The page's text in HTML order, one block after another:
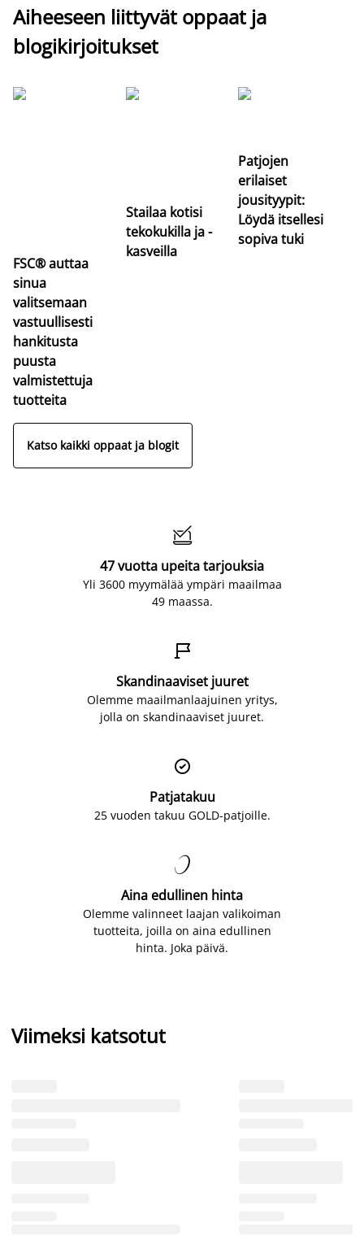
Aiheeseen liittyvät oppaat ja
blogikirjoitukset
FSC® auttaa
sinua
valitsemaan
vastuullisesti
hankitusta
puusta
valmistettuja
tuotteita
Stailaa kotisi
tekokukilla ja -
kasveilla
Patjojen
erilaiset
jousityypit:
Löydä itsellesi
sopiva tuki
Katso kaikki oppaat ja blogit

47 vuotta upeita tarjouksia
Yli 3600 myymälää ympäri maailmaa
49 maassa.

Skandinaaviset juuret
Olemme maailmanlaajuinen yritys,
jolla on skandinaaviset juuret.

Patjatakuu
25 vuoden takuu GOLD-patjoille.

Aina edullinen hinta
Olemme valinneet laajan valikoiman
tuotteita, joilla on aina edullinen
hinta. Joka päivä.
Viimeksi katsotut